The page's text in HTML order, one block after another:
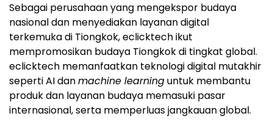
Sebagai perusahaan yang mengekspor budaya
nasional dan menyediakan layanan digital
terkemuka di Tiongkok, eclicktech ikut
mempromosikan budaya Tiongkok di tingkat global.
eclicktech memanfaatkan teknologi digital mutakhir
seperti AI danmachine learninguntuk membantu
produk dan layanan budaya memasuki pasar
internasional, serta memperluas jangkauan global.